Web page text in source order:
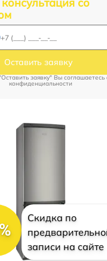
Оставить заявку
заявку" Вы
конфиденциальности
Скидка по
записи на сайте